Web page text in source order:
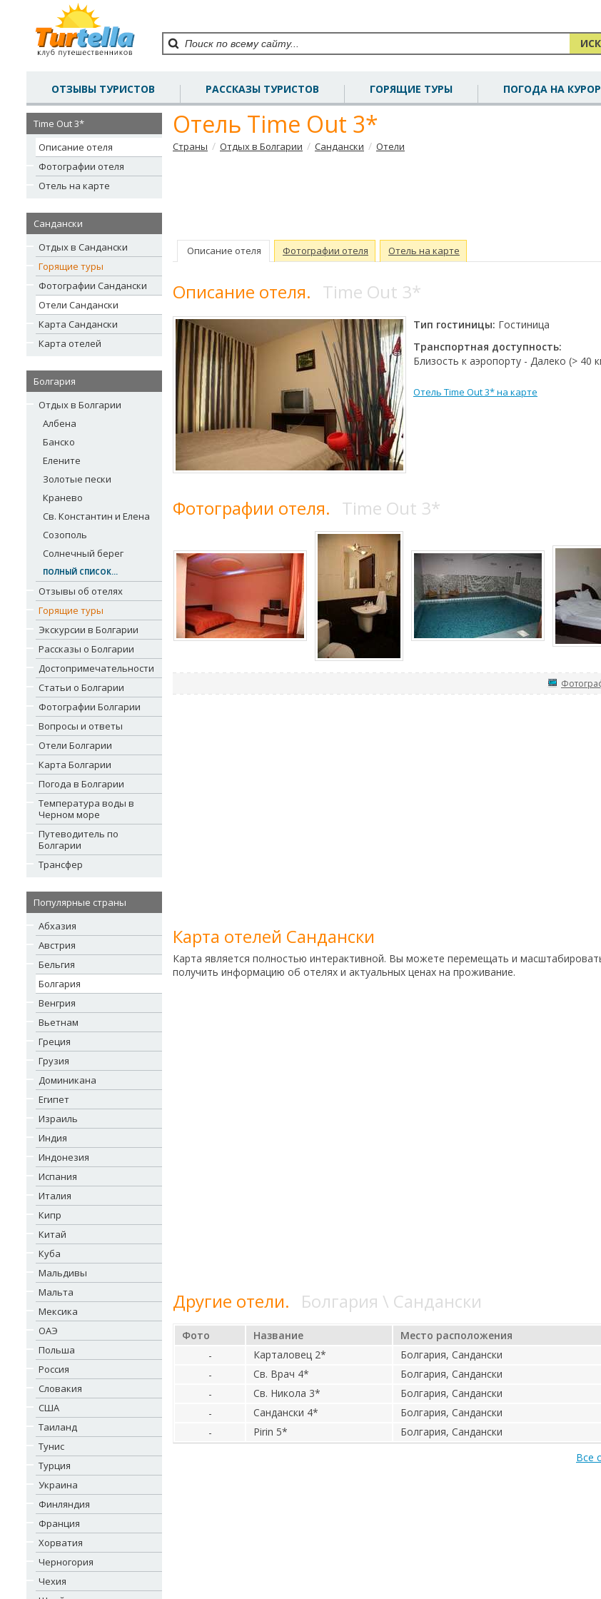
ОТЗЫВЫ ТУРИСТОВ РАССКАЗЫ ТУРИСТОВ ГОРЯЩИЕ ТУРЫ ПОГОДА НА
Time Out 3*
Описание отеля
Фотографии отеля
Отель на карте
Сандански
Отдых в Сандански
Горящие туры
Фотографии Сандански
Отели Сандански
Карта Сандански
Карта отелей
Болгария
Отдых в Болгарии
Албена
Банско
Елените
Золотые пески
Кранево
Св. Константин и Елена
Созополь
Солнечный берег
ПОЛНЫЙ СПИСОК...
Отзывы об отелях
Горящие туры
Экскурсии в Болгарии
Рассказы о Болгарии
Достопримечательности
Статьи о Болгарии
Фотографии Болгарии
Вопросы и ответы
Отели Болгарии
Карта Болгарии
Погода в Болгарии
Температура воды в
Черном море
Путеводитель по
Болгарии
Трансфер
Популярные страны
Абхазия
Австрия
Бельгия
Болгария
Венгрия
Вьетнам
Греция
Грузия
Доминикана
Египет
Израиль
Индия
Индонезия
Испания
Италия
Кипр
Китай
Куба
Мальдивы
Мальта
Мексика
ОАЭ
Польша
Россия
Словакия
США
Таиланд
Тунис
Турция
Украина
Финляндия
Франция
Хорватия
Черногория
Чехия
Отель Time Out 3*
Страны / Отдых в Болгарии / Сандански / Отели
Описание отеля Фотографии отеля Отель на карте
Описание отеля. Time Out 3*
Тип гостиницы: Гостиница
Транспортная доступность:
Близость к аэропорту - Далеко (> 40
Отель Time Out 3* на карте
Фотографии отеля. Time Out 3*
Карта отелей Сандански
Карта является полностью интерактивной. Вы можете перемещать и
получить информацию об отелях и актуальных ценах на проживание.
Другие отели. Болгария \ Сандански
Фото Название Место расположения
-
Карталовец 2* Болгария, Сандански
-
Св. Врач 4* Болгария, Сандански
-
Св. Никола 3* Болгария, Сандански
-
Сандански 4* Болгария, Сандански
-
Pirin 5* Болгария, Сандански
Все